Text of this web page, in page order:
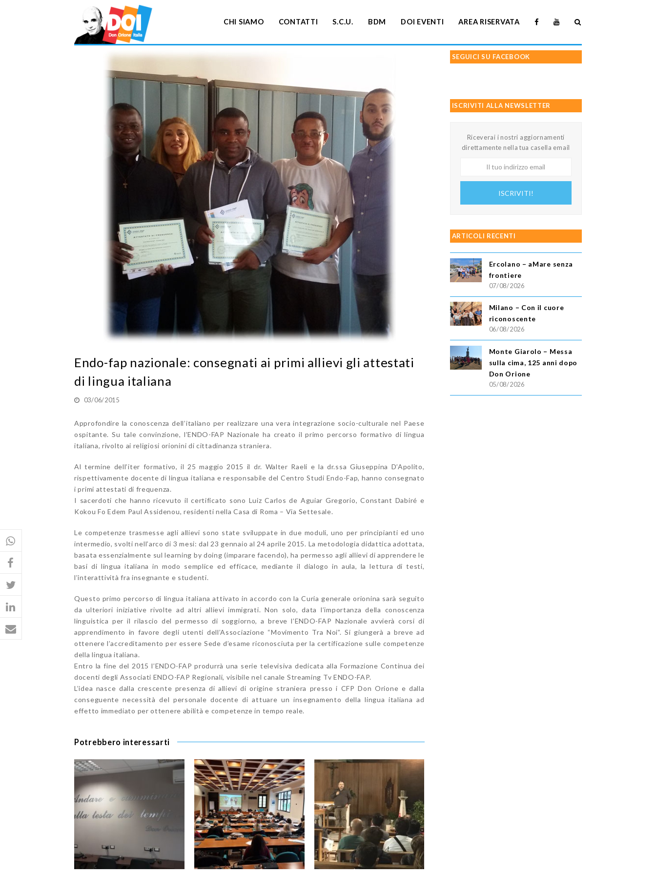
CHI SIAMO CONTATTI S.C.U. BDM DOI EVENTI AREA RISERVATA
Endo-fap nazionale: consegnati ai primi allievi gli attestati
di lingua italiana
03/06/2015
Approfondire la conoscenza dell’italiano per realizzare una vera integrazione socio-culturale nel Paese
ospitante. Su tale convinzione, l’ENDO-FAP Nazionale ha creato il primo percorso formativo di lingua
italiana, rivolto ai religiosi orionini di cittadinanza straniera.
Al termine dell’iter formativo, il 25 maggio 2015 il dr. Walter Raeli e la dr.ssa Giuseppina D’Apolito,
rispettivamente docente di lingua italiana e responsabile del Centro Studi Endo-Fap, hanno consegnato
i primi attestati di frequenza.
I sacerdoti che hanno ricevuto il certificato sono Luiz Carlos de Aguiar Gregorio, Constant Dabiré e
Kokou Fo Edem Paul Assidenou, residenti nella Casa di Roma – Via Settesale.
Le competenze trasmesse agli allievi sono state sviluppate in due moduli, uno per principianti ed uno
intermedio, svolti nell’arco di 3 mesi: dal 23 gennaio al 24 aprile 2015. La metodologia didattica adottata,
basata essenzialmente sul learning by doing (imparare facendo), ha permesso agli allievi di apprendere le
basi di lingua italiana in modo semplice ed efficace, mediante il dialogo in aula, la lettura di testi,
l’interattività fra insegnante e studenti.
Questo primo percorso di lingua italiana attivato in accordo con la Curia generale orionina sarà seguito
da ulteriori iniziative rivolte ad altri allievi immigrati. Non solo, data l’importanza della conoscenza
linguistica per il rilascio del permesso di soggiorno, a breve l’ENDO-FAP Nazionale avvierà corsi di
apprendimento in favore degli utenti dell’Associazione “Movimento Tra Noi”. Si giungerà a breve ad
ottenere l’accreditamento per essere Sede d’esame riconosciuta per la certificazione sulle competenze
della lingua italiana.
Entro la fine del 2015 l’ENDO-FAP produrrà una serie televisiva dedicata alla Formazione Continua dei
docenti degli Associati ENDO-FAP Regionali, visibile nel canale Streaming Tv ENDO-FAP.
L’idea nasce dalla crescente presenza di allievi di origine straniera presso i CFP Don Orione e dalla
conseguente necessità del personale docente di attuare un insegnamento della lingua italiana ad
effetto immediato per ottenere abilità e competenze in tempo reale.
Potrebbero interessarti
SEGUICI SU FACEBOOK
ISCRIVITI ALLA NEWSLETTER
Riceverai i nostri aggiornamenti
direttamente nella tua casella email
ISCRIVITI!
ARTICOLI RECENTI
Ercolano – aMare senza
frontiere
07/08/2026
Milano – Con il cuore
riconoscente
06/08/2026
Monte Giarolo – Messa
sulla cima, 125 anni dopo
Don Orione
05/08/2026